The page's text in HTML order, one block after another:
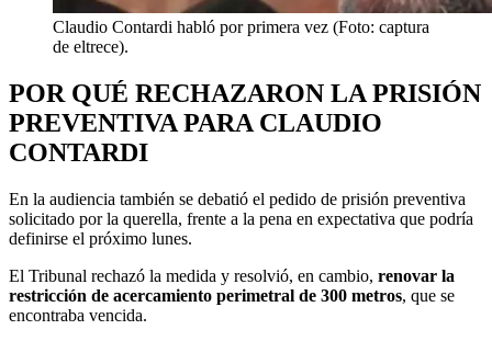
Claudio Contardi habló por primera vez (Foto: captura
de eltrece).
POR QUÉ RECHAZARON LA PRISIÓN
PREVENTIVA PARA CLAUDIO
CONTARDI
En la audiencia también se debatió el pedido de prisión preventiva
solicitado por la querella, frente a la pena en expectativa que podría
definirse el próximo lunes.
El Tribunal rechazó la medida y resolvió, en cambio, renovar la
restricción de acercamiento perimetral de 300 metros, que se
encontraba vencida.